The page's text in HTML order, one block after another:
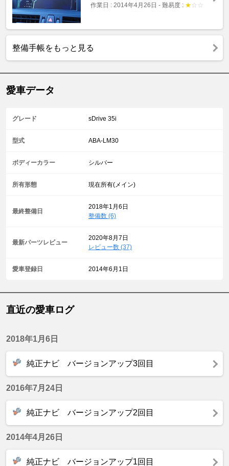
作業日 : 2014年4月26日 - 難易度 : ★ ☆ ☆
整備手帳をもっと見る
愛車データ
グレード sDrive 35i
型式 ABA-LM30
ボディーカラー シルバー
所有形態 現在所有(メイン)
最終整備日
2018年1月6日
整備数 (6)
最新パーツレビュー
2020年8月7日
レビュー数 (37)
愛車登録日 2014年6月1日
直近の愛車ログ
2018年1月6日
純正ナビ バージョンアップ3回目
2016年7月24日
純正ナビ バージョンアップ2回目
2014年4月26日
純正ナビ バージョンアップ1回目